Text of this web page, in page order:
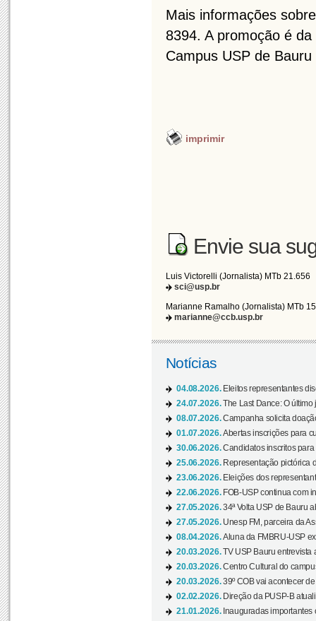
Mais informações
8394. A promoção é
Campus USP de
imprimir
Envie sua
Luis Victorelli (Jornalista) MTb 21.656
sci@usp.br
Marianne Ramalho (Jornalista) MTb
marianne@ccb.usp.br
Notícias
04.08.2026. Eleitos representantes
24.07.2026.The Last Dance: O
08.07.2026.Campanha solicita
01.07.2026.Abertas inscrições para
30.06.2026.Candidatos inscritos
25.06.2026. Representação pictórica
23.06.2026. Eleições dos
22.06.2026. FOB-USP continua com
27.05.2026.34ª Volta USP de Bauru
27.05.2026. Unesp FM, parceira da
08.04.2026.Aluna da FMBRU-USP
20.03.2026.TV USP Bauru entrevista
20.03.2026.Centro Cultural do
20.03.2026.39º COB vai acontecer
02.02.2026. Direção da PUSP-B
21.01.2026. Inauguradas